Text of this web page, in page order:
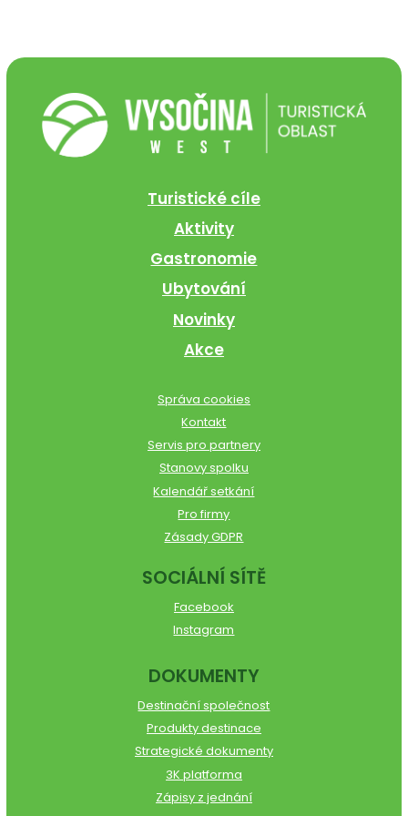
Turistické cíle
Aktivity
Gastronomie
Ubytování
Novinky
Akce
Správa cookies
Kontakt
Servis pro partnery
Stanovy spolku
Kalendář setkání
Pro firmy
Zásady GDPR
SOCIÁLNÍ SÍTĚ
Facebook
Instagram
DOKUMENTY
Destinační společnost
Produkty destinace
Strategické dokumenty
3K platforma
Zápisy z jednání